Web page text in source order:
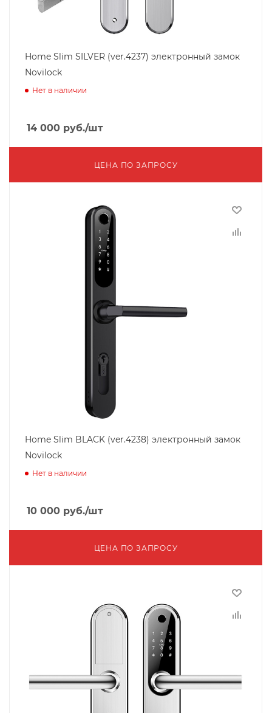
Home Slim SILVER (ver.4237) электронный замок
Novilock
Нет в наличии
14 000 руб./шт
ЦЕНА ПО ЗАПРОСУ
Home Slim BLACK (ver.4238) электронный замок
Novilock
Нет в наличии
10 000 руб./шт
ЦЕНА ПО ЗАПРОСУ